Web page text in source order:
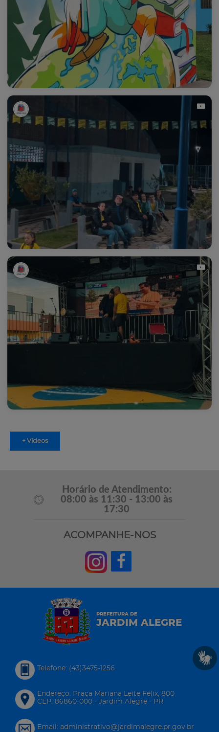
+ Vídeos
Horário de Atendimento:
08:00 às 11:30 - 13:00 às
17:30
ACOMPANHE-NOS
PREFEITURA DE
JARDIM ALEGRE
Telefone: (43)3475-1256
Endereço: Praça Mariana Leite Félix, 800
CEP: 86860-000 - Jardim Alegre - PR
Email: administrativo@jardimalegre.pr.gov.br